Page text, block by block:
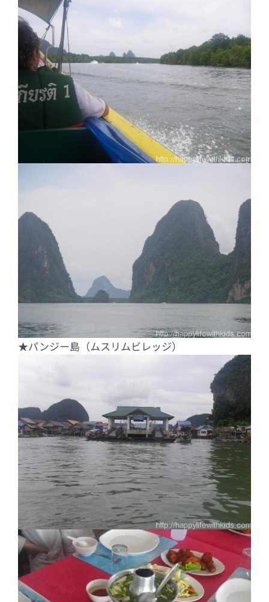
★パンジー島（ムスリムビレッジ）